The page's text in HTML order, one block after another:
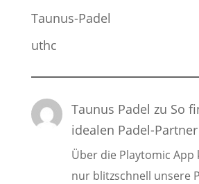
Taunus-Padel
uthc
Taunus Padel zu So
idealen Padel-Partner
Über die Playtomic
nur blitzschnell unsere